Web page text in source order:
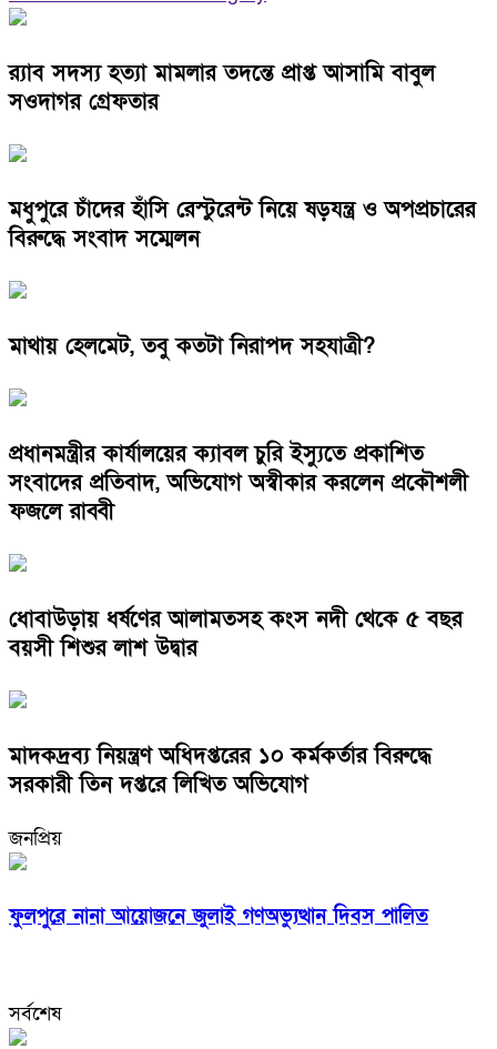
র‌্যাব সদস্য হত্যা মামলার তদন্তে প্রাপ্ত আসামি বাবুল
সওদাগর গ্রেফতার
মধুপুরে চাঁদের হাঁসি রেস্টুরেন্ট নিয়ে ষড়যন্ত্র ও অপপ্রচারের
বিরুদ্ধে সংবাদ সম্মেলন
মাথায় হেলমেট, তবু কতটা নিরাপদ সহযাত্রী?
প্রধানমন্ত্রীর কার্যালয়ের ক্যাবল চুরি ইস্যুতে প্রকাশিত
সংবাদের প্রতিবাদ, অভিযোগ অস্বীকার করলেন প্রকৌশলী
ফজলে রাব্বী
ধোবাউড়ায় ধর্ষণের আলামতসহ কংস নদী থেকে ৫ বছর
বয়সী শিশুর লাশ উদ্বার
মাদকদ্রব্য নিয়ন্ত্রণ অধিদপ্তরের ১০ কর্মকর্তার বিরুদ্ধে
সরকারী তিন দপ্তরে লিখিত অভিযোগ
জনপ্রিয়
ফুলপুরে নানা আয়োজনে জুলাই গণঅভ্যুত্থান দিবস পালিত
সর্বশেষ